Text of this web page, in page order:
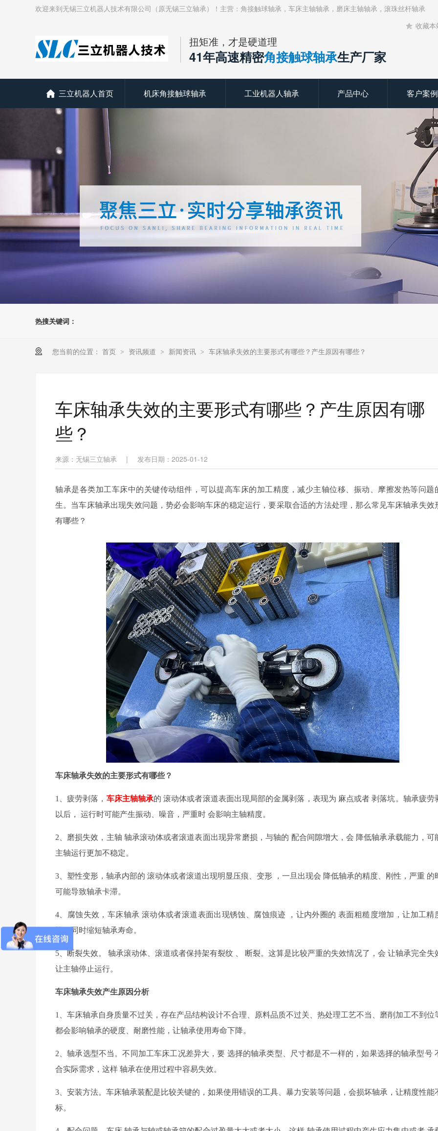
欢迎来到无锡三立机器人技术有限公司（原无锡三立轴承）！主营：角接触球轴承，车床主轴轴承，磨床主轴轴承，滚珠丝杆轴承
收藏本
扭矩准，才是硬道理
41年高速精密角接触球轴承生产厂家
三立机器人首页 机床角接触球轴承 工业机器人轴承 产品中心 客户案例
热搜关键词：
您当前的位置： 首页 > 资讯频道 > 新闻资讯 > 车床轴承失效的主要形式有哪些？产生原因有哪些？
车床轴承失效的主要形式有哪些？产生原因有哪
些？
来源：无锡三立轴承 | 发布日期：2025-01-12
轴承是各类加工车床中的关键传动组件，可以提高车床的加工精度，减少主轴位移、振动、摩擦发热等问题
生。当车床轴承出现失效问题，势必会影响车床的稳定运行，要采取合适的方法处理，那么常见车床轴承失效
有哪些？
车床轴承失效的主要形式有哪些？
1 、疲劳剥落 ， 车床主轴轴承的 滚动体或者滚道表面出现局部的金属剥落， 表现为 麻点或者剥落坑。 轴承疲劳
以后，
运行时可能产生振动 噪音，严重时 会影响主轴精度。
2 磨损失效 ，主轴 轴承滚动体或者滚道表面出现异常磨损，与轴的 配合间隙增大 ，会 降低轴承承载能力， 可
主轴运行更加不稳定。
3 塑性变形 ，轴承内部的 滚动体或者滚道出现明显压痕 变形 ，一旦出现会 降低轴承的精度 刚性，严重 的
可能导致轴承卡滞。
4 腐蚀失效 ，车床轴承 滚动体或者滚道表面出现锈蚀 腐蚀痕迹 ，让内外圈的表面粗糙度增加，让加工精
降，同时缩短轴承寿命。
5、断裂失效。 轴承滚动体、滚道或者保持架有裂纹 断裂。 这算是比较严重的失效情况了， 会 让轴承完全失
让主轴停止运行。
车床轴承失效产生原因分析
1 、车床轴承自身质量不过关，存在产品结构设计不合理 、原料品质不过关、热处理工艺不当、磨削加工不到位
都会影响轴承的硬度、耐磨性能，让轴承使用寿命下降。
2 、轴承选型不当 。不同加工车床工况差异大，要 选择的轴承类型 尺寸都是不一样的，如果选择的轴承型号
合实际需求， 这样 轴承在使用过程中容易失效。
3 安装方法。车床轴承装配是比较关键的，如果使用错误的工具、暴力安装等问题，会损坏轴承，让精度性能
标。